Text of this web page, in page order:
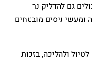
גם להדליק נר
ומעשי ניסים מובטחים
ולהליכה, בזכות